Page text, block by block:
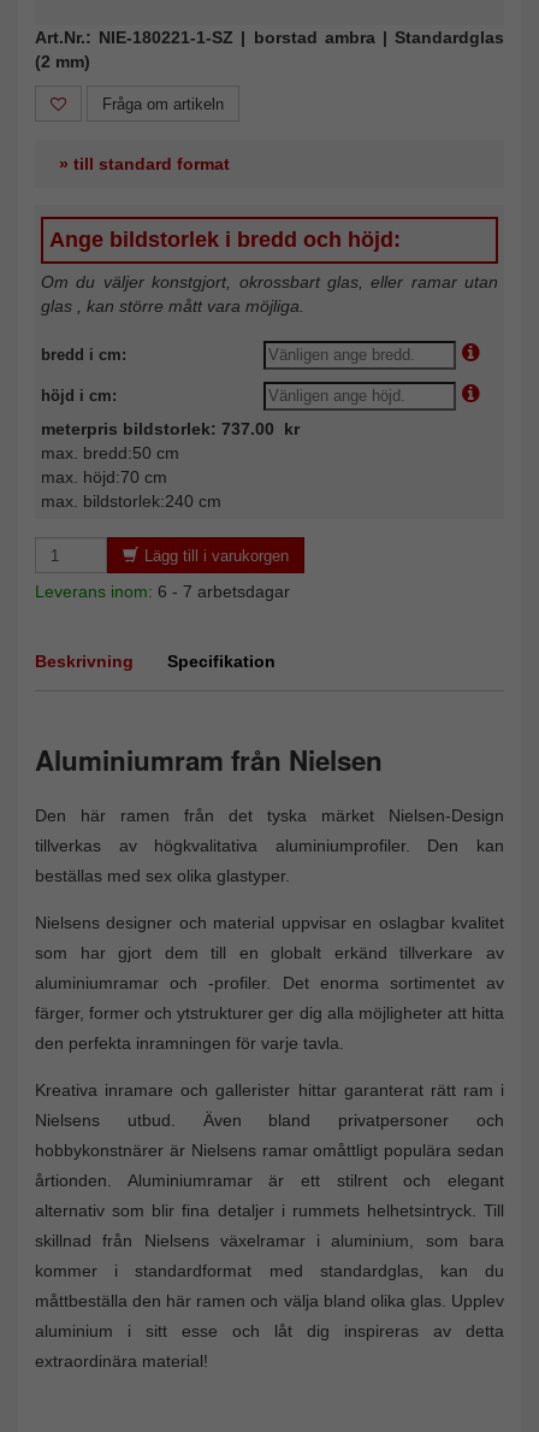
Art.Nr.: NIE-180221-1-SZ | borstad ambra | Standardglas
(2 mm)
Fråga om artikeln
» till standard format
Ange bildstorlek i bredd och höjd:
Om du väljer konstgjort, okrossbart glas, eller ramar utan
glas , kan större mått vara möjliga.
bredd i cm:
höjd i cm:
meterpris bildstorlek: 737.00 kr
max. bredd:50 cm
max. höjd:70 cm
max. bildstorlek:240 cm
Lägg till i varukorgen
Leverans inom: 6 - 7 arbetsdagar
Beskrivning Specifikation
Aluminiumram från Nielsen
Den här ramen från det tyska märket Nielsen-Design
tillverkas av högkvalitativa aluminiumprofiler. Den kan
beställas med sex olika glastyper.
Nielsens designer och material uppvisar en oslagbar kvalitet
som har gjort dem till en globalt erkänd tillverkare av
aluminiumramar och -profiler. Det enorma sortimentet av
färger, former och ytstrukturer ger dig alla möjligheter att hitta
den perfekta inramningen för varje tavla.
Kreativa inramare och gallerister hittar garanterat rätt ram i
Nielsens utbud. Även bland privatpersoner och
hobbykonstnärer är Nielsens ramar omåttligt populära sedan
årtionden. Aluminiumramar är ett stilrent och elegant
alternativ som blir fina detaljer i rummets helhetsintryck. Till
skillnad från Nielsens växelramar i aluminium, som bara
kommer i standardformat med standardglas, kan du
måttbeställa den här ramen och välja bland olika glas. Upplev
aluminium i sitt esse och låt dig inspireras av detta
extraordinära material!